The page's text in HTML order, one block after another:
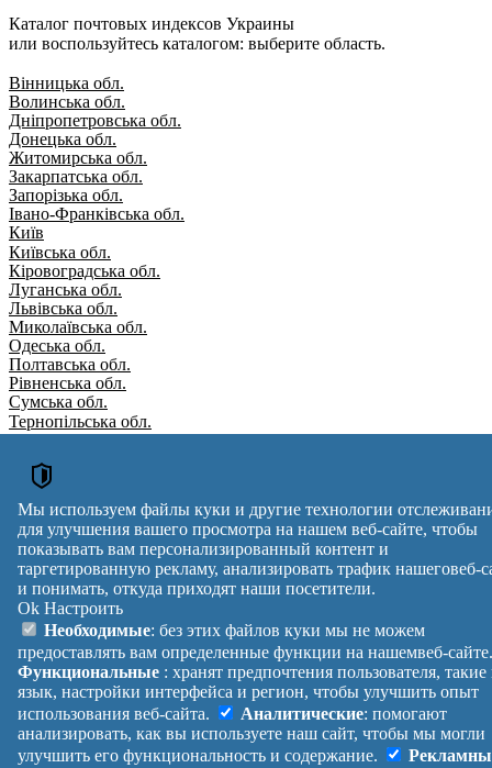
Каталог почтовых индексов Украины
или воспользуйтесь каталогом: выберите область.
Вінницька обл.
Волинська обл.
Дніпропетровська обл.
Донецька обл.
Житомирська обл.
Закарпатська обл.
Запорізька обл.
Івано-Франківська обл.
Київ
Київська обл.
Кіровоградська обл.
Луганська обл.
Львівська обл.
Миколаївська обл.
Одеська обл.
Полтавська обл.
Рівненська обл.
Сумська обл.
Тернопільська обл.
Харківська обл.
Херсонська обл.
Хмельницька обл.
Чернівецька обл.
Чернігівська обл.
Вулиця
№ будинків
Індекс
reklama
Правила
Помощь
Платные
услуги
конфиденциальности
Манифест
О проекте
связь
Украина
Вход|
Выход
Мы используем файлы куки и другие технологии
для улучшения вашего просмотра на нашем веб-сайте, чтобы
показывать вам персонализированный контент и
таргетированную рекламу, анализировать трафик нашеговеб-
и понимать, откуда приходят наши посетители.
Ok Настроить
Необходимые: без этих файлов куки мы не можем
предоставлять вам определенные функции на нашемвеб-
Функциональные : хранят предпочтения пользователя, такие
язык, настройки интерфейса и регион, чтобы улучшить опыт
использования веб-сайта.
Аналитические: помогают
анализировать, как вы используете наш сайт, чтобы мы могли
улучшить его функциональность и содержание.